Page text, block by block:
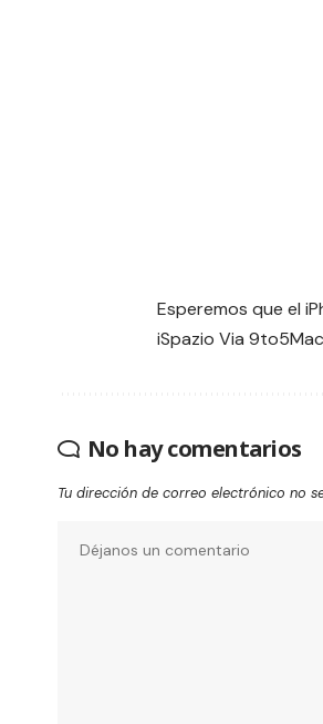
Esperemos que el
iSpazio Via 9to5Mac
No hay comentarios
Tu dirección de correo electrónico no